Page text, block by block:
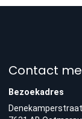
Contact
Bezoekadres